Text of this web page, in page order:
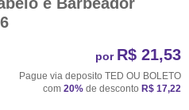
por R$ 21,53
Pague via deposito TED OU BOLETO
com 20% de desconto R$ 17,22